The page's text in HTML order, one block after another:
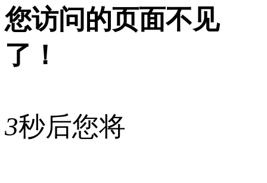
您访问的页面不见
了！
3秒后您将